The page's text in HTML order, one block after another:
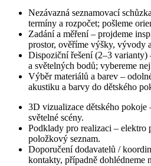
Nezávazná seznamovací
termíny a rozpočet; pošleme
Zadání a měření – projdeme
prostor, ověříme výšky, vývody
Dispoziční řešení (2–3
a světelných bodů; vybereme
Výběr materiálů a barev –
akustiku a barvy do dětského
3D vizualizace dětského pokoje
světelné scény.
Podklady pro realizaci – elektro
položkový seznam.
Doporučení dodavatelů /
kontakty, případně dohlédneme